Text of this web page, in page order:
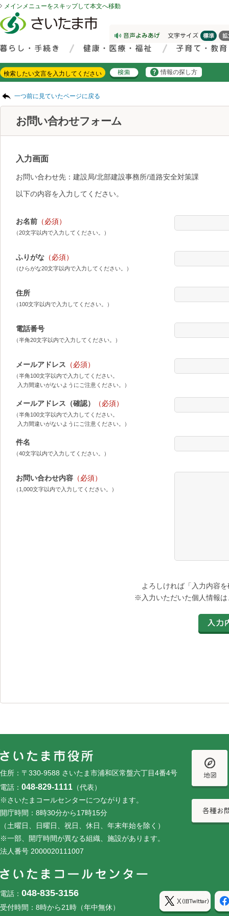
メインメニューをスキップして本文へ移動
情報の探し方
一つ前に見ていたページに戻る
お問い合わせフォーム
入力画面
お問い合わせ先：建設局/北部建設事務所/道路安全対策課
以下の内容を入力してください。
お名前 （必須）
（20文字以内で入力してください。）
ふりがな （必須）
（ひらがな20文字以内で入力してください。）
住所
（100文字以内で入力してください。）
電話番号
（半角20文字以内で入力してください。）
メールアドレス （必須）
（半角100文字以内で入力してください。
入力間違いがないようにご注意ください。）
メールアドレス（確認） （必須）
（半角100文字以内で入力してください。
入力間違いがないようにご注意ください。）
件名
（40文字以内で入力してください。）
お問い合わせ内容 （必須）
（1,000文字以内で入力してください。）
よろしければ「入力内容
※入力いただいた個人情報
住所：〒330-9588 さいたま市浦和区常盤六丁目4番4号
電話： 048-829-1111 （代表）
※さいたまコールセンターにつながります。
開庁時間：8時30分から17時15分
（土曜日、日曜日、祝日、休日、年末年始を除く）
※一部、開庁時間が異なる組織、施設があります。
法人番号 2000020111007
電話： 048-835-3156
受付時間：8時から21時（年中無休）